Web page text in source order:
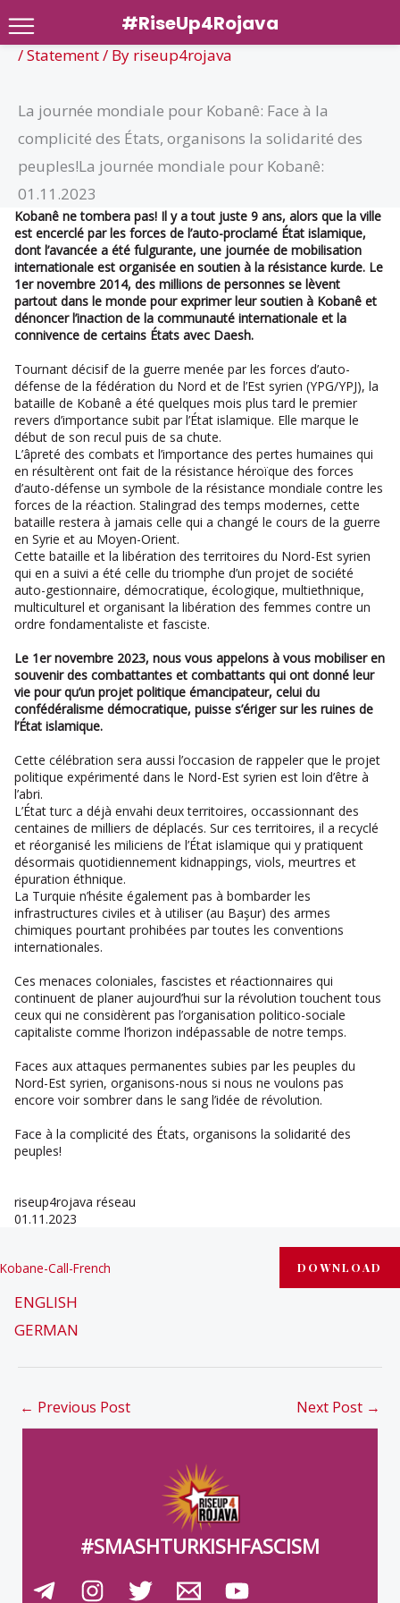
Skip
content
/Statement/ By riseup4rojava
La journée mondiale pour Kobanê: Face à la
complicité des États, organisons la solidarité des
peuples!La journée mondiale pour Kobanê:
01.11.2023
Kobanê ne tombera pas! Il y a tout juste 9 ans, alors que la ville
est encerclé par les forces de l’auto-proclamé État islamique,
dont l’avancée a été fulgurante, une journée de mobilisation
internationale est organisée en soutien à la résistance kurde. Le
1er novembre 2014, des millions de personnes se lèvent
partout dans le monde pour exprimer leur soutien à Kobanê et
dénoncer l’inaction de la communauté internationale et la
connivence de certains États avec Daesh.
Tournant décisif de la guerre menée par les forces d’auto-
défense de la fédération du Nord et de l’Est syrien (YPG/YPJ), la
bataille de Kobanê a été quelques mois plus tard le premier
revers d’importance subit par l’État islamique. Elle marque le
début de son recul puis de sa chute.
L’âpreté des combats et l’importance des pertes humaines qui
en résultèrent ont fait de la résistance héroïque des forces
d’auto-défense un symbole de la résistance mondiale contre les
forces de la réaction. Stalingrad des temps modernes, cette
bataille restera à jamais celle qui a changé le cours de la guerre
en Syrie et au Moyen-Orient.
Cette bataille et la libération des territoires du Nord-Est syrien
qui en a suivi a été celle du triomphe d’un projet de société
auto-gestionnaire, démocratique, écologique, multiethnique,
multiculturel et organisant la libération des femmes contre un
ordre fondamentaliste et fasciste.
Le 1er novembre 2023, nous vous appelons à vous mobiliser en
souvenir des combattantes et combattants qui ont donné leur
vie pour qu’un projet politique émancipateur, celui du
confédéralisme démocratique, puisse s’ériger sur les ruines de
l’État islamique.
Cette célébration sera aussi l’occasion de rappeler que le projet
politique expérimenté dans le Nord-Est syrien est loin d’être à
l’abri.
L’État turc a déjà envahi deux territoires, occassionnant des
centaines de milliers de déplacés. Sur ces territoires, il a recyclé
et réorganisé les miliciens de l’État islamique qui y pratiquent
désormais quotidiennement kidnappings, viols, meurtres et
épuration éthnique.
La Turquie n’hésite également pas à bombarder les
infrastructures civiles et à utiliser (au Başur) des armes
chimiques pourtant prohibées par toutes les conventions
internationales.
Ces menaces coloniales, fascistes et réactionnaires qui
continuent de planer aujourd’hui sur la révolution touchent tous
ceux qui ne considèrent pas l’organisation politico-sociale
capitaliste comme l’horizon indépassable de notre temps.
Faces aux attaques permanentes subies par les peuples du
Nord-Est syrien, organisons-nous si nous ne voulons pas
encore voir sombrer dans le sang l’idée de révolution.
Face à la complicité des États, organisons la solidarité des
peuples!
riseup4rojava réseau
01.11.2023
Kobane-Call-French DOWNLOAD
ENGLISH
GERMAN
← Previous Post Next Post →
#SMASHTURKISHFASCISM
#RiseUp4Rojava